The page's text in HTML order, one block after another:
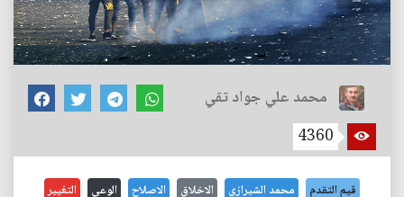
محمد علي جواد تقي
4360
قيم التقدم محمد الشيرازي الاخلاق الاصلاح الوعي التغيير